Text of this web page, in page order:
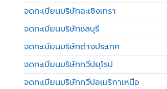
จดทะเบียนบริษัทฉะเชิงเทรา
จดทะเบียนบริษัทชลบุรี
จดทะเบียนบริษัทต่างประเทศ
จดทะเบียนบริษัททวีปยุโรป
จดทะเบียนบริษัททวีปอเมริกาเหนือ